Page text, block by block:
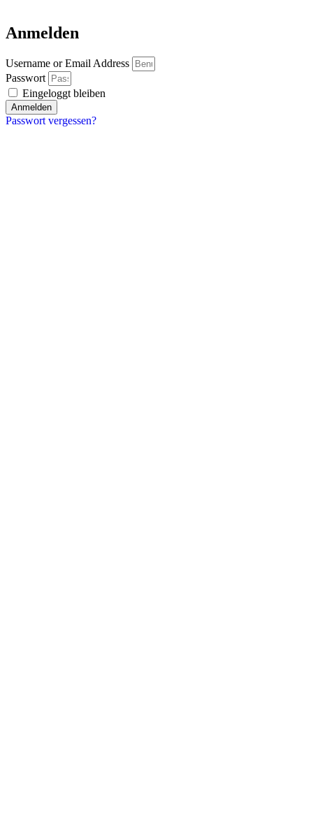
Anmelden
Username or Email Address
Passwort
Eingeloggt bleiben
Anmelden
Passwort vergessen?